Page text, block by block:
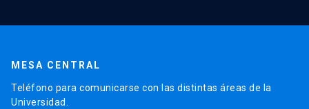
MESA CENTRAL
Teléfono para comunicarse con las distintas áreas de la
Universidad.